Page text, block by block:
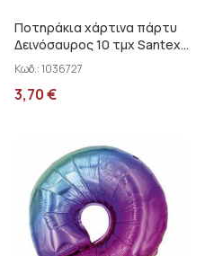
Ποτηράκια χάρτινα πάρτυ
Δεινόσαυρος 10 τμχ Santex
000728699
Κωδ.:1036727
3,70€